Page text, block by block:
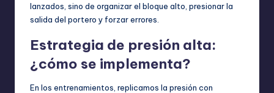
lanzados, sino de organizar el bloque alto, presionar la
salida del portero y forzar errores.
Estrategia de presión alta:
¿cómo se implementa?
En los entrenamientos, replicamos la presión con